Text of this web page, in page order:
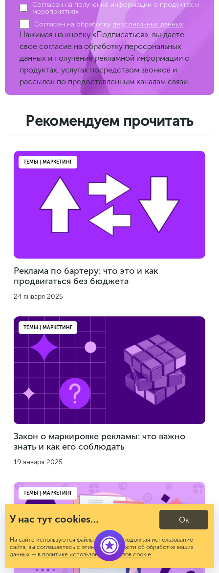
Согласен на получение информации о продуктах и
мероприятиях
Согласен на обработку персональных данных
Нажимая на кнопку «Подписаться», вы даете
свое согласие на обработку перосональных
данных и получение рекламной информации о
продуктах, услугах посредством звонков и
рассылок по предоставленным каналам связи.
Рекомендуем прочитать
ТЕМЫ | МАРКЕТИНГ
Реклама по бартеру: что это и как
продвигаться без бюджета
24 января 2025
ТЕМЫ | МАРКЕТИНГ
Закон о маркировке рекламы: что важно
знать и как его соблюдать
19 января 2025
ТЕМЫ | МАРКЕТИНГ
У нас тут cookies…
На сайте используются файлы cookies. Продолжая использование
сайта, вы соглашаетесь с этим. Подробности об обработке ваших
данных — в политике использования файлов cookie.
Ок